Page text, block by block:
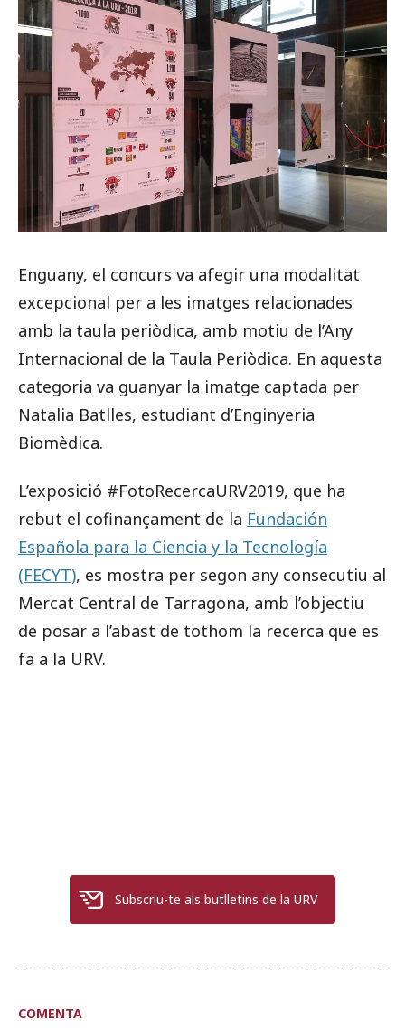
Enguany, el concurs va afegir una modalitat
excepcional per a les imatges relacionades
amb la taula periòdica, amb motiu de l’Any
Internacional de la Taula Periòdica. En aquesta
categoria va guanyar la imatge captada per
Natalia Batlles, estudiant d’Enginyeria
Biomèdica.
L’exposició #FotoRecercaURV2019, que ha
rebut el cofinançament de la Fundación
Española para la Ciencia y la Tecnología
(FECYT), es mostra per segon any consecutiu al
Mercat Central de Tarragona, amb l’objectiu
de posar a l’abast de tothom la recerca que es
fa a la URV.
Subscriu-te als butlletins de la URV
COMENTA